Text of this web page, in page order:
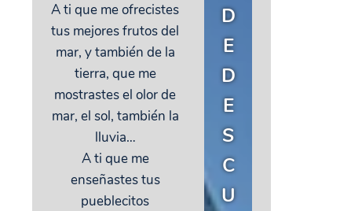
A ti que me ofrecistes
tus mejores frutos del
mar, y también de la
tierra, que me
mostrastes el olor de
mar, el sol, también la
lluvia…
A ti que me
enseñastes tus
pueblecitos
D
E
D
E
S
C
U